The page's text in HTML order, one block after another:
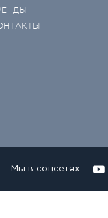
Мы в соцсетях